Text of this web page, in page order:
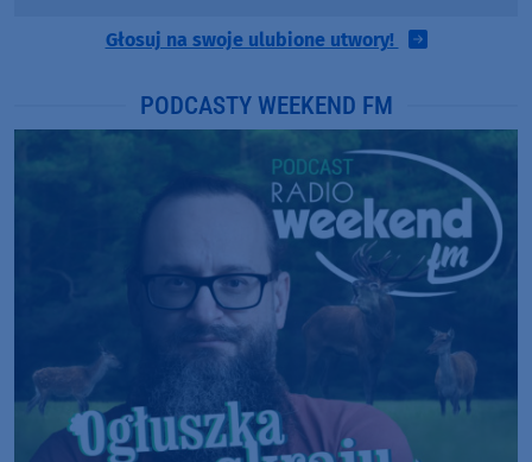
Głosuj na swoje ulubione utwory!
PODCASTY WEEKEND FM